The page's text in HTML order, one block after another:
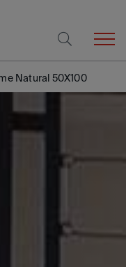
Natural 50X100